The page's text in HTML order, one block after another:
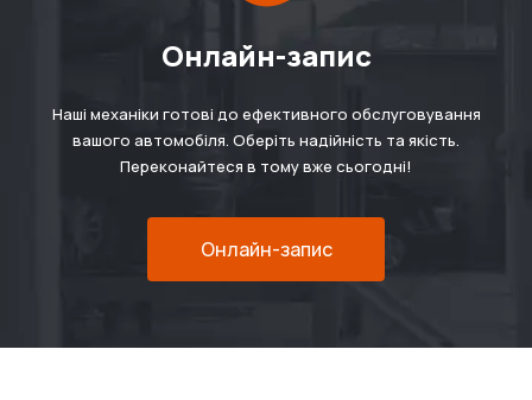
Онлайн-запис
Наші механіки готові до ефективного обслуговування
вашого автомобіля. Оберіть надійність та якість.
Переконайтеся в тому вже сьогодні!
Онлайн-запис